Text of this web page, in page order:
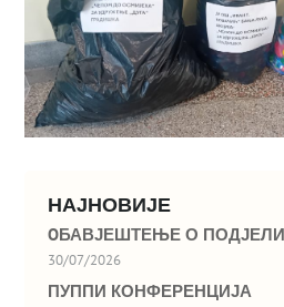
НАЈНОВИЈЕ
OБАВЈЕШТЕЊЕ О
30/07/2026
ПУППИ КОНФЕРЕНЦИЈА